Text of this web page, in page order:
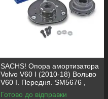
SACHS! Опора амортизатора
Volvo V60 I (2010-18) Вольво
V60 I. Передня. SM5676 ,
803053 , KB652.30
Готово до відправки